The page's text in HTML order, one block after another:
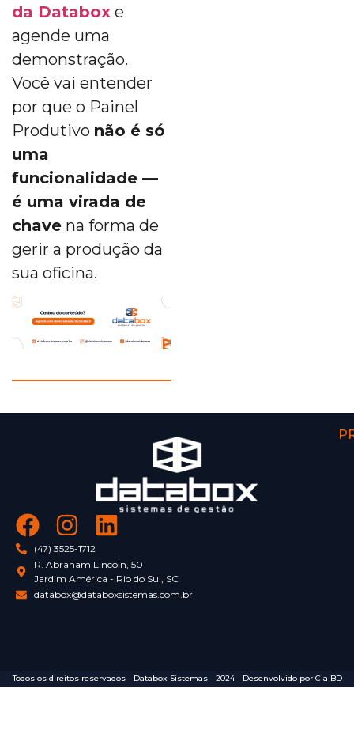
da Databox e
agende uma
demonstração.
Você vai entender
por que o Painel
Produtivo não é só
uma
funcionalidade —
é uma virada de
chave na forma de
gerir a produção da
sua oficina.
(47) 3525-1712
R. Abraham Lincoln, 50
Jardim América - Rio do Sul, SC
databox@databoxsistemas.com.br
Todos os direitos reservados - Databox Sistemas - 2024 - Desenvolvido por Cia BD